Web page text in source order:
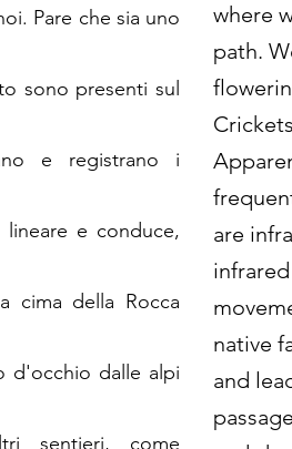
Pare che sia uno
sono presenti sul
e registrano i
e conduce,
cima della Rocca
d'occhio dalle alpi
sentieri, come
where
path.
are
native
and